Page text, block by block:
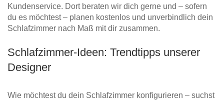
Kundenservice. Dort beraten wir dich gerne und – sofern
du es möchtest – planen kostenlos und unverbindlich dein
Schlafzimmer nach Maß mit dir zusammen.
Schlafzimmer-Ideen: Trendtipps unserer
Designer
Wie möchtest du dein Schlafzimmer konfigurieren – suchst